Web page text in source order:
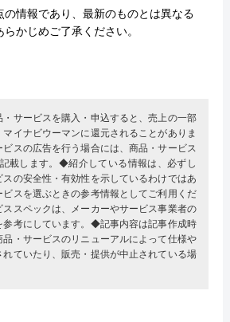
情報であり、最新のものとは異なる
かじめご了承ください。
サービスを購入・申込すると、売上の一部
イナビウーマンに還元されることがありま
スの広告を行う場合には、商品・サービス
載します。◆紹介している情報は、必ずし
スの安全性・有効性を示しているわけではあ
ビスを選ぶときの参考情報としてご利用くだ
スペックは、メーカーやサービス事業者の
参考にしています。◆記事内容は記事作成時
・サービスのリニューアルによって仕様や
ていたり、販売・提供が中止されている場